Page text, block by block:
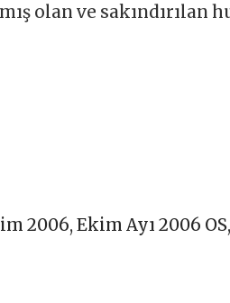
olan ve sakındırılan
2006,Ekim Ayı 2006 OS,